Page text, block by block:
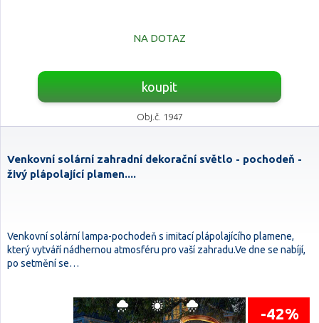
NA DOTAZ
koupit
Obj.č. 1947
Venkovní solární zahradní dekorační světlo - pochodeň -
živý plápolající plamen....
Venkovní solární lampa-pochodeň s imitací plápolajícího plamene,
který vytváří nádhernou atmosféru pro vaší zahradu.Ve dne se nabíjí,
po setmění se…
-42%